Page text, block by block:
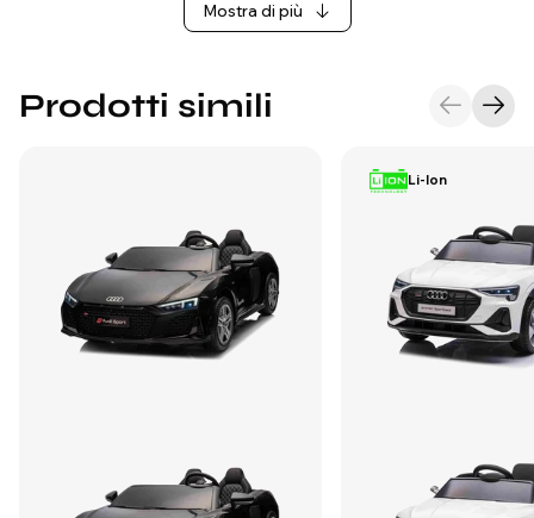
Mostra di più
Prodotti simili
Li-Ion